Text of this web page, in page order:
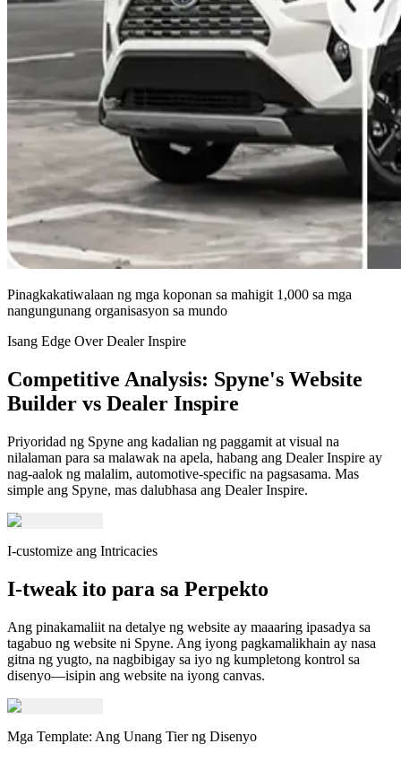
Pinagkakatiwalaan ng mga koponan sa mahigit 1,000 sa mga
nangungunang organisasyon sa mundo
Isang Edge Over Dealer Inspire
Competitive Analysis: Spyne's Website
Builder vs Dealer Inspire
Priyoridad ng Spyne ang kadalian ng paggamit at visual na
nilalaman para sa malawak na apela, habang ang Dealer Inspire ay
nag-aalok ng malalim, automotive-specific na pagsasama. Mas
simple ang Spyne, mas dalubhasa ang Dealer Inspire.
I-customize ang Intricacies
I-tweak ito para sa Perpekto
Ang pinakamaliit na detalye ng website ay maaaring ipasadya sa
tagabuo ng website ni Spyne. Ang iyong pagkamalikhain ay nasa
gitna ng yugto, na nagbibigay sa iyo ng kumpletong kontrol sa
disenyo—isipin ang website na iyong canvas.
Mga Template: Ang Unang Tier ng Disenyo